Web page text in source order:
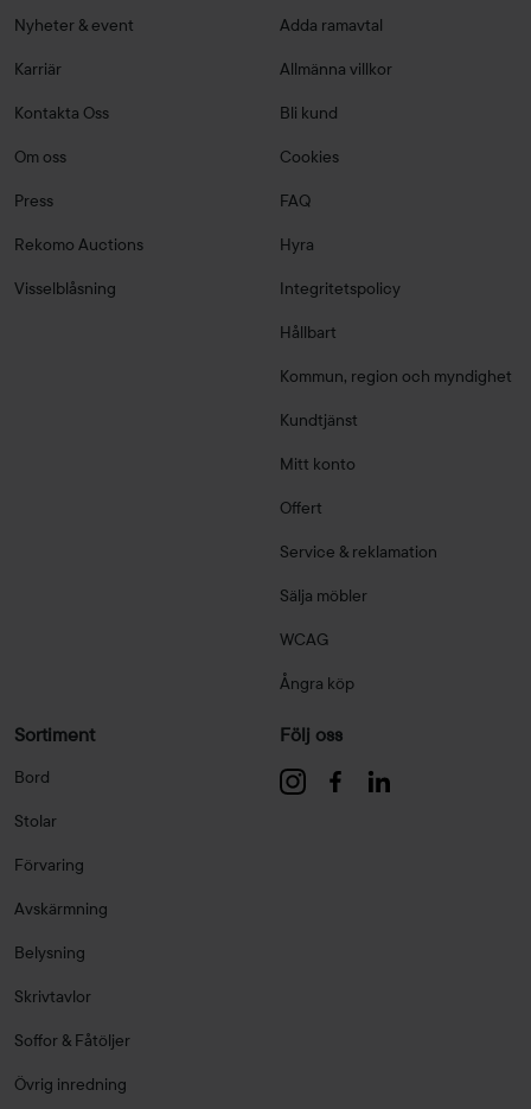
Nyheter & event
Karriär
Kontakta Oss
Om oss
Press
Rekomo Auctions
Visselblåsning
Adda ramavtal
Allmänna villkor
Bli kund
Cookies
FAQ
Hyra
Integritetspolicy
Hållbart
Kommun, region och myndighet
Kundtjänst
Mitt konto
Offert
Service & reklamation
Sälja möbler
WCAG
Ångra köp
Sortiment
Bord
Stolar
Förvaring
Avskärmning
Belysning
Skrivtavlor
Soffor & Fåtöljer
Övrig inredning
Följ oss